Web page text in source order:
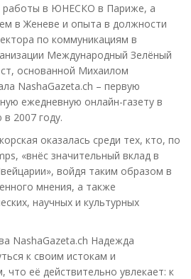
работы в ЮНЕСКО в Париже, а
в Женеве и опыта в должности
по коммуникациям в
Международный Зелёный
основанной Михаилом
NashaGazeta.ch – первую
ежедневную онлайн-газету в
2007 году.
оказалась среди тех, кто, по
«внёс значительный вклад в
войдя таким образом в
мнения, а также
научных и культурных
NashaGazeta.ch Надежда
к своим истокам и
что её действительно увлекает: к